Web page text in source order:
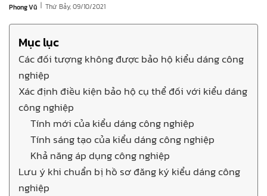
Phong Vũ | Thứ Bảy, 09/10/2021
Mục lục
Các đối tượng không được bảo hộ kiểu dáng công
nghiệp
Xác định điều kiện bảo hộ cụ thể đối với kiểu dáng
công nghiệp
Tính mới của kiểu dáng công nghiệp
Tính sáng tạo của kiểu dáng công nghiệp
Khả năng áp dụng công nghiệp
Lưu ý khi chuẩn bị hồ sơ đăng ký kiểu dáng công
nghiệp